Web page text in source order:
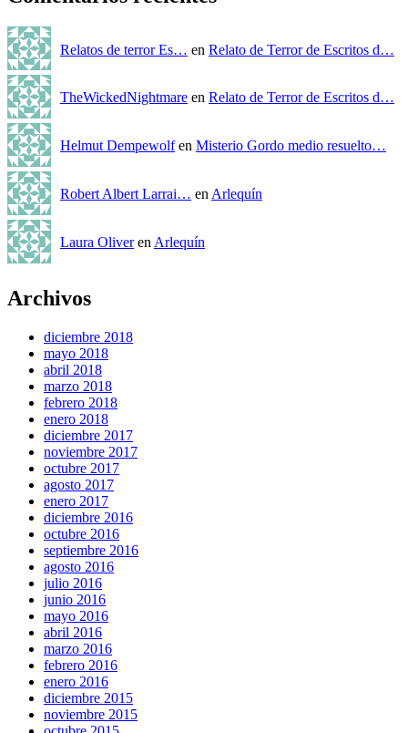
Relatos de terror Es… en Relato de Terror de Escritos d…
TheWickedNightmare en Relato de Terror de Escritos d…
Helmut Dempewolfen Misterio Gordo medio resuelto…
Robert Albert Larrai… en Arlequín
Laura Oliveren Arlequín
Archivos
diciembre 2018
mayo 2018
abril 2018
marzo 2018
febrero 2018
enero 2018
diciembre 2017
noviembre 2017
octubre 2017
agosto 2017
enero 2017
diciembre 2016
octubre 2016
septiembre 2016
agosto 2016
julio 2016
junio 2016
mayo 2016
abril 2016
marzo 2016
febrero 2016
enero 2016
diciembre 2015
noviembre 2015